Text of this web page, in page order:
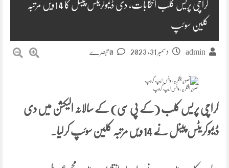
کراچی پریس کلب انتخابات، دی ڈیموکریٹس پینل کا 14ویں مرتبہ
کلین سوئپ
admin دسمبر 31, 2023
تصویر بشکریہ، واٹس ایپ گروپ
کراچی پریس کلب (کے پی سی) کے سالانہ الیکشن میں دی
ڈیموکریٹس پینل نے 14ویں مرتبہ کلین سوئپ کرلیا۔